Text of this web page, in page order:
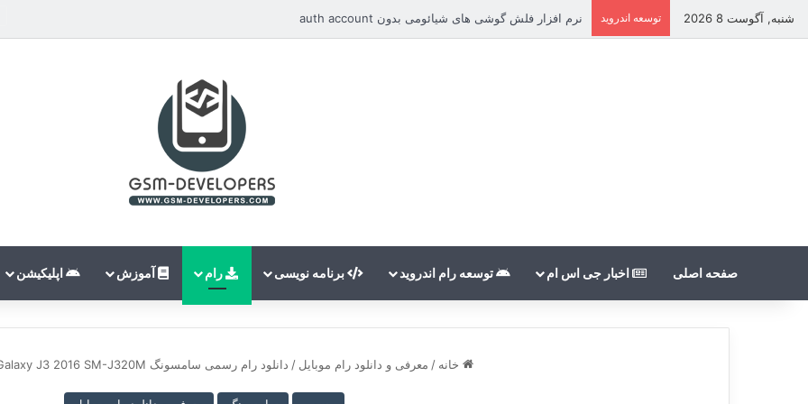
شنبه, آگوست 8 2026 توسعه اندروید نرم افزار فلش گوشی های شیائومی بدون auth account
صفحه اصلی اخبار جی اس ام توسعه رام اندروید برنامه نویسی رام آموزش اپلیکیشن
خانه / معرفی و دانلود رام موبایل / دانلود رام رسمی سامسونگ SAMSUNG Galaxy J3 2016 SM-J320M